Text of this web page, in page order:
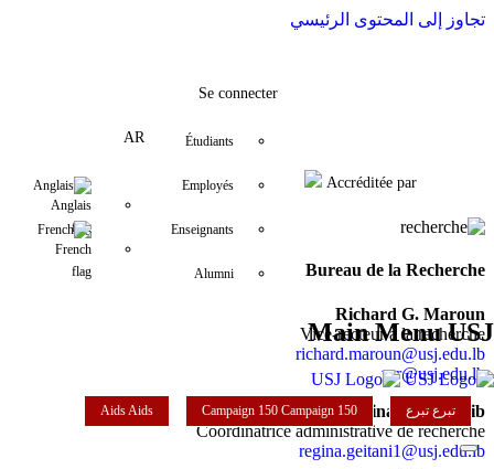
تجاوز إلى المحتوى الرئيسي
Facebook
Twitter
Accréditée par
Se connecter
Étudiants
Employés
Enseignants
Alumni
AR
Anglais
French
Main Menu USJ
تبرع تبرع Campaign 150 Campaign 150
AidsAids
Bureau de la Recherche
Richard G. Maroun
Vice-recteur à la recherche
richard.maroun@usj.edu.lb
vrr@usj.edu.lb
Régina Geitani Dib
Coordinatrice administrative de recherche
regina.geitani1@usj.edu.lb